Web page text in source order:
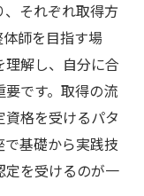
ートとは
必要な準備
び方を解説
活用法紹介
対策方法
頼性を考える
それぞれ取得方
師を目指す場
解し、自分に合
です。取得の流
格を受けるパタ
基礎から実践技
を受けるのが一